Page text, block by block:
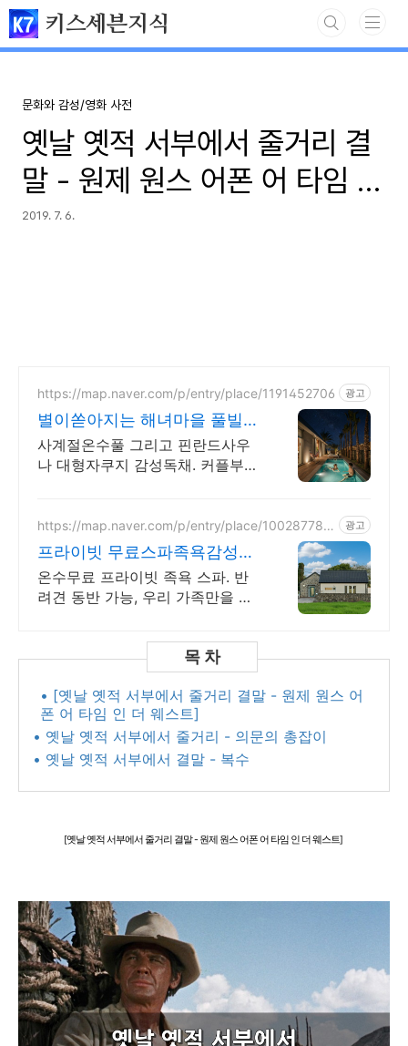
본문 바로가기
키스세븐지식
문화와 감성/영화 사전
옛날 옛적 서부에서 줄거리 결
말 - 원제 원스 어폰 어 타임 인
더 웨스트
2019. 7. 6.
https://map.naver.com/p/entry/place/1191452706 광고
별이쏟아지는 해녀마을 풀빌라
르세라핌도 다녀간 감성풀빌라
사계절온수풀 그리고 핀란드사우
나 대형자쿠지 감성독채. 커플부터
녀마을 돌담길 속에서느끼는 온전
한휴식
https://map.naver.com/p/entry/place/100287782
광고
프라이빗 무료스파족욕감성숙
소 제주 돌담감성, 반려견 환영
온수무료 프라이빗 족욕 스파. 반
려견 동반 가능, 우리 가족만을 위
부가 직접 짓고 꾸민 정성 가득 감
성 스테이, 야외 바베큐
• [옛날 옛적 서부에서 줄거리 결말 - 원제 원스 어
폰 어 타임 인 더 웨스트]
• 옛날 옛적 서부에서 줄거리 - 의문의 총잡이
• 옛날 옛적 서부에서 결말 - 복수
[옛날 옛적 서부에서 줄거리 결말 - 원제 원스 어폰 어 타임 인 더 웨스트]